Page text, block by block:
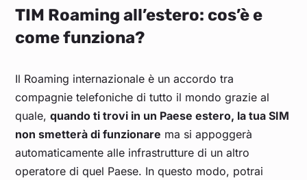
TIM Roaming all’estero: cos’è e
come funziona?
Il Roaming internazionale è un accordo tra
compagnie telefoniche di tutto il mondo grazie al
quale,quando ti trovi in un Paese estero, la tua SIM
non smetterà di funzionare ma si appoggerà
automaticamente alle infrastrutture di un altro
operatore di quel Paese. In questo modo, potrai